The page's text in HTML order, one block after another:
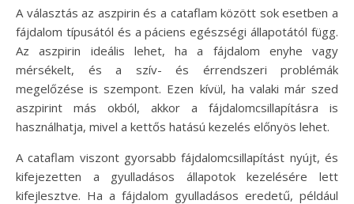
A választás az aszpirin és a cataflam között sok esetben a
fájdalom típusától és a páciens egészségi állapotától függ.
Az aszpirin ideális lehet, ha a fájdalom enyhe vagy
mérsékelt, és a szív- és érrendszeri problémák
megelőzése is szempont. Ezen kívül, ha valaki már szed
aszpirint más okból, akkor a fájdalomcsillapításra is
használhatja, mivel a kettős hatású kezelés előnyös lehet.
A cataflam viszont gyorsabb fájdalomcsillapítást nyújt, és
kifejezetten a gyulladásos állapotok kezelésére lett
kifejlesztve. Ha a fájdalom gyulladásos eredetű, például